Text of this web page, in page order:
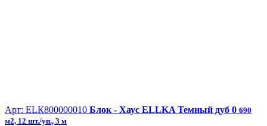
Арт: ЕLК800000010 Блок - Хаус ELLKA Темный дуб 0 690
м2, 12 шт./уп., 3 м